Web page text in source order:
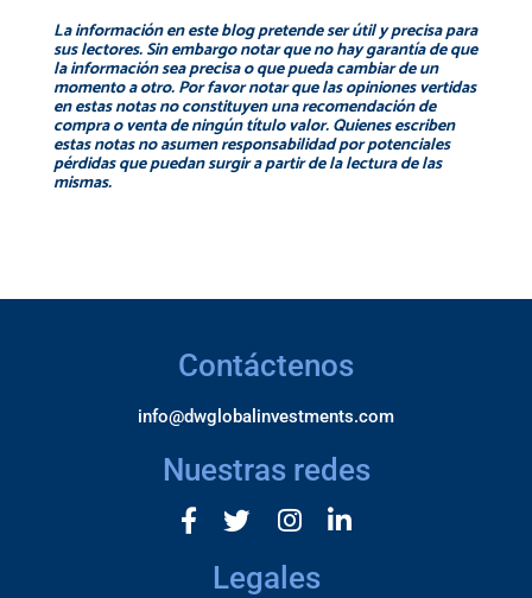
La información en este blog pretende ser útil y precisa para
sus lectores. Sin embargo notar que no hay garantía de que
la información sea precisa o que pueda cambiar de un
momento a otro. Por favor notar que las opiniones vertidas
en estas notas no constituyen una recomendación de
compra o venta de ningún título valor. Quienes escriben
estas notas no asumen responsabilidad por potenciales
pérdidas que puedan surgir a partir de la lectura de las
mismas.
Contáctenos
info@dwglobalinvestments.com
Nuestras redes
Legales